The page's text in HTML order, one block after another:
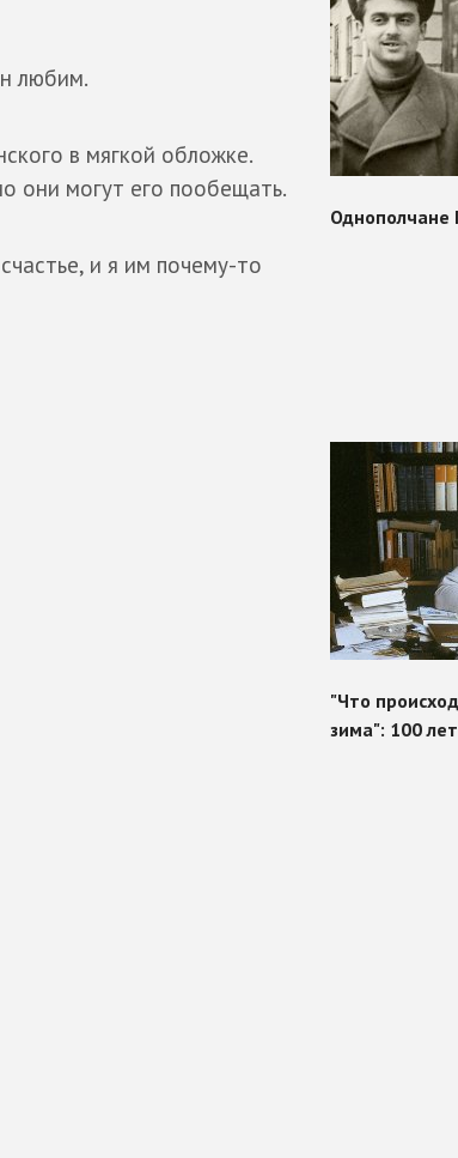
любим.
в мягкой обложке.
они могут его пообещать.
и я им почему-то